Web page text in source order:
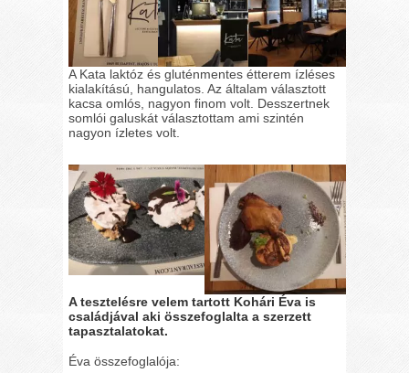
A Kata laktóz és gluténmentes étterem ízléses
kialakítású, hangulatos. Az általam választott
kacsa omlós, nagyon finom volt. Desszertnek
somlói galuskát választottam ami szintén
nagyon ízletes volt.
A tesztelésre velem tartott Kohári Éva is
családjával aki összefoglalta a szerzett
tapasztalatokat.
Éva összefoglalója: